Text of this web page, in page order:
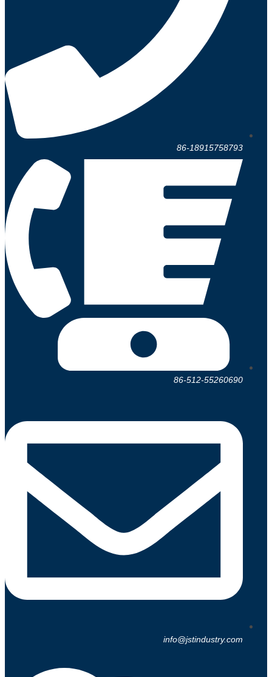
86-18915758793
86-512-55260690
info@jstindustry.com